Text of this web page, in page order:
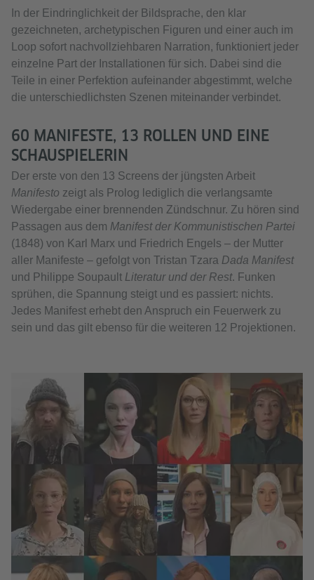
In der Eindringlichkeit der Bildsprache, den klar
gezeichneten, archetypischen Figuren und einer auch im
Loop sofort nachvollziehbaren Narration, funktioniert jeder
einzelne Part der Installationen für sich. Dabei sind die
Teile in einer Perfektion aufeinander abgestimmt, welche
die unterschiedlichsten Szenen miteinander verbindet.
60 MANIFESTE, 13 ROLLEN UND EINE
SCHAUSPIELERIN
Der erste von den 13 Screens der jüngsten Arbeit
Manifesto zeigt als Prolog lediglich die verlangsamte
Wiedergabe einer brennenden Zündschnur. Zu hören sind
Passagen aus dem Manifest der Kommunistischen Partei
(1848) von Karl Marx und Friedrich Engels – der Mutter
aller Manifeste – gefolgt von Tristan Tzara Dada Manifest
und Philippe Soupault Literatur und der Rest. Funken
sprühen, die Spannung steigt und es passiert: nichts.
Jedes Manifest erhebt den Anspruch ein Feuerwerk zu
sein und das gilt ebenso für die weiteren 12 Projektionen.